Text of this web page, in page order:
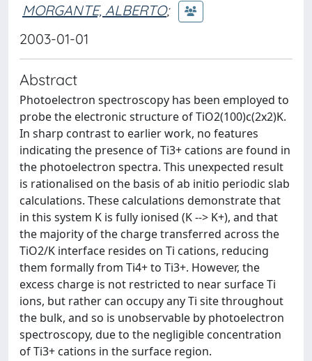
MORGANTE, ALBERTO;
2003-01-01
Abstract
Photoelectron spectroscopy has been employed to
probe the electronic structure of TiO2(100)c(2x2)K.
In sharp contrast to earlier work, no features
indicating the presence of Ti3+ cations are found in
the photoelectron spectra. This unexpected result
is rationalised on the basis of ab initio periodic slab
calculations. These calculations demonstrate that
in this system K is fully ionised (K --> K+), and that
the majority of the charge transferred across the
TiO2/K interface resides on Ti cations, reducing
them formally from Ti4+ to Ti3+. However, the
excess charge is not restricted to near surface Ti
ions, but rather can occupy any Ti site throughout
the bulk, and so is unobservable by photoelectron
spectroscopy, due to the negligible concentration
of Ti3+ cations in the surface region.